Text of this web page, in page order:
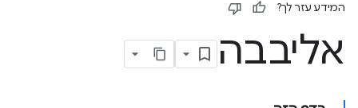
המידע עזר לך?
אליבבה